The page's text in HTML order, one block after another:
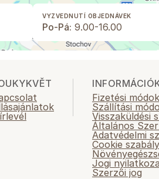
VYZVEDNUTÍ OBJEDNÁVEK
Po-Pá: 9.00-16.00
Fizetési módok
Szállítási
Visszaküldési
Általános
Adatvédelmi
Cookie
Jogi
Szerzői jog